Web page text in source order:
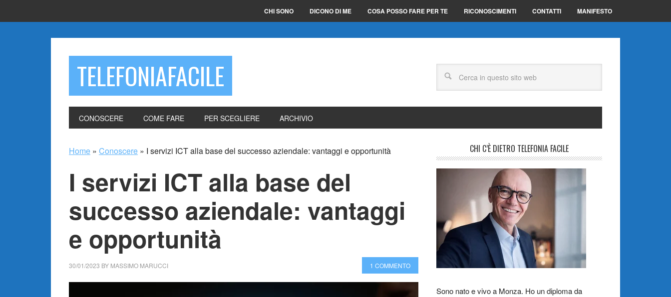
CHI SONO DICONO DI ME COSA POSSO FARE PER TE RICONOSCIMENTI CONTATTI MANIFESTO
TELEFONIAFACILE
CONOSCERE COME FARE PER SCEGLIERE ARCHIVIO
Home » Conoscere » I servizi ICT alla base del successo aziendale: vantaggi e opportunità
I servizi ICT alla base del
successo aziendale: vantaggi
e opportunità
30/01/2023 BY MASSIMO MARUCCI 1 COMMENTO
CHI C’È DIETRO TELEFONIA FACILE
Sono nato e vivo a Monza. Ho un diploma da